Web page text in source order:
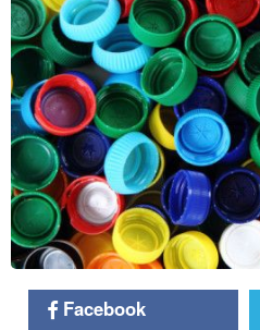
Facebook